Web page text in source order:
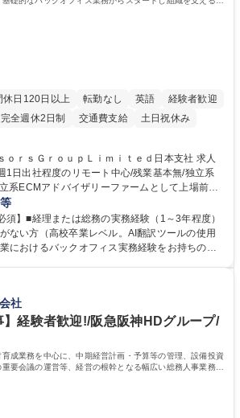
境です。
休日120日以上 転勤なし 英語
経験者歓迎
完全週休2日制 交通費支給 土日祝休み
ｒｓＧｒｏｕｐＬｉｍｉｔｅｄ日本支社 求人
1日出社程度のリモート中心/残業基本無/独立系
当社にて経理・総務をお任せします。基礎的な
タートし組織を支える専任担当として広く活躍
ール対応（AI翻訳ツール等を使用しての対応で
も基本的には発生せず、ご自身のペースで業務
京【経理・総務】週1日
/残業基本無/独立系ファーム
須】■経理または総務の実務経験（1～3年程度）
ない方（高校卒業レベル。AI翻訳ツールの使用
におけるバックオフィス実務経験をお持ちの方
週4日程度の在宅勤務を実施しており、ワーク
方に最適な環境です（フルリモートも面接で相
】幅広いバックオフィス業務に柔軟に対応でき、
ーションを取りながら業務を推進できる方 学
学 高専 短大 専修学校 高校 語学力： 資格：
社
】経験者歓迎!/阪急阪神HDグループ/
成業務を中心に、中期経営計画・予算等の管理、設備投資
要会議の運営等、経営の根幹となる幅広い総務人事業務全